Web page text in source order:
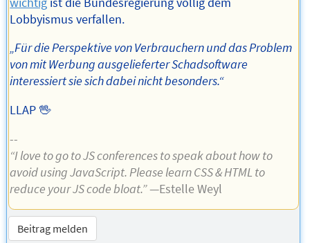
Lobbyismus verfallen.
„Für die Perspektive von Verbrauchern und das Problem
von mit Werbung ausgelieferter Schadsoftware
interessiert sie sich dabei nicht besonders.“
LLAP 🖖
--
“I love to go to JS conferences to speak about how to
avoid using JavaScript. Please learn CSS & HTML to
reduce your JS code bloat.”—Estelle Weyl
Beitrag melden